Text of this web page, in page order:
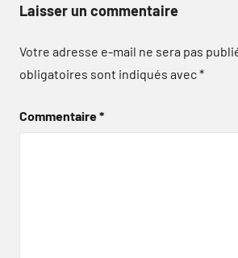
Laisser un commentaire
Votre adresse e-mail ne sera pas
obligatoires sont indiqués avec*
Commentaire*